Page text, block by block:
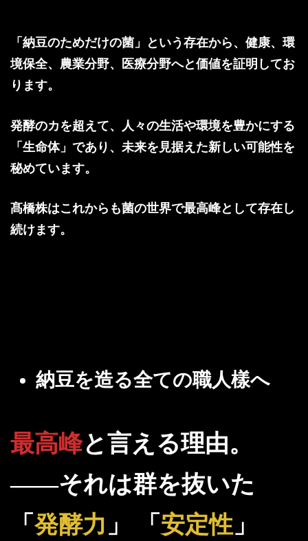
「納豆のためだけの菌」という存在から、健康、環
境保全、農業分野、医療分野へと価値を証明してお
ります。
発酵のカを超えて、人々の生活や環境を豊かにする
「生命体」であり、未来を見据えた新しい可能性を
秘めています。
髙橋株はこれからも菌の世界で最高峰として存在し
続けます。
納豆を造る全ての職人樣へ
最高峰と言える理由。
――それは群を抜いた
「 発酵力 」 「 安定性」